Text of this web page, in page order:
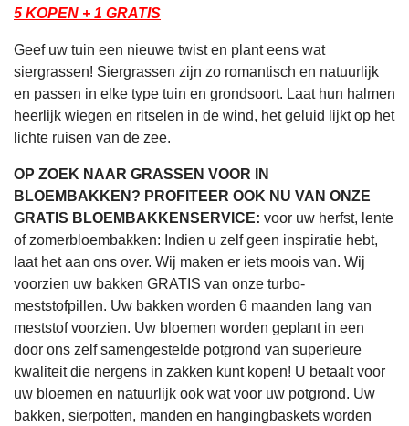
5 KOPEN + 1 GRATIS
Geef uw tuin een nieuwe twist en plant eens wat
siergrassen! Siergrassen zijn zo romantisch en natuurlijk
en passen in elke type tuin en grondsoort. Laat hun halmen
heerlijk wiegen en ritselen in de wind, het geluid lijkt op het
lichte ruisen van de zee.
OP ZOEK NAAR GRASSEN VOOR IN
BLOEMBAKKEN? PROFITEER OOK NU VAN ONZE
GRATIS BLOEMBAKKENSERVICE: voor uw herfst, lente
of zomerbloembakken: Indien u zelf geen inspiratie hebt,
laat het aan ons over. Wij maken er iets moois van. Wij
voorzien uw bakken GRATIS van onze turbo-
meststofpillen. Uw bakken worden 6 maanden lang van
meststof voorzien. Uw bloemen worden geplant in een
door ons zelf samengestelde potgrond van superieure
kwaliteit die nergens in zakken kunt kopen! U betaalt voor
uw bloemen en natuurlijk ook wat voor uw potgrond. Uw
bakken, sierpotten, manden en hangingbaskets worden